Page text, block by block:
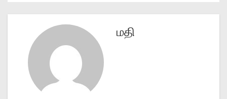
t
மதி